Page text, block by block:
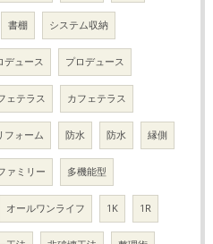
書棚 システム収納
デュース プロデュース
ェテラス カフェテラス
フォーム 防水 防水 縁側
ァミリー 多機能型
オールワンライフ 1K 1R